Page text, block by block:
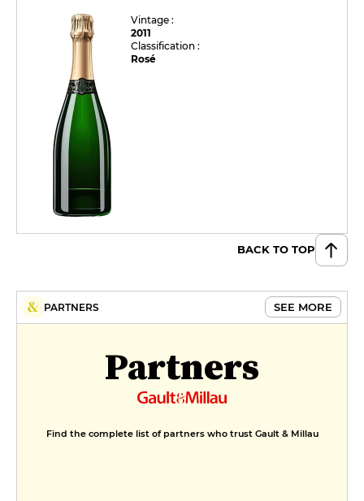
Vintage :
2011
Classification :
Rosé
BACK TO TOP
PARTNERS SEE MORE
Partners
Find the complete list of partners who trust Gault & Millau